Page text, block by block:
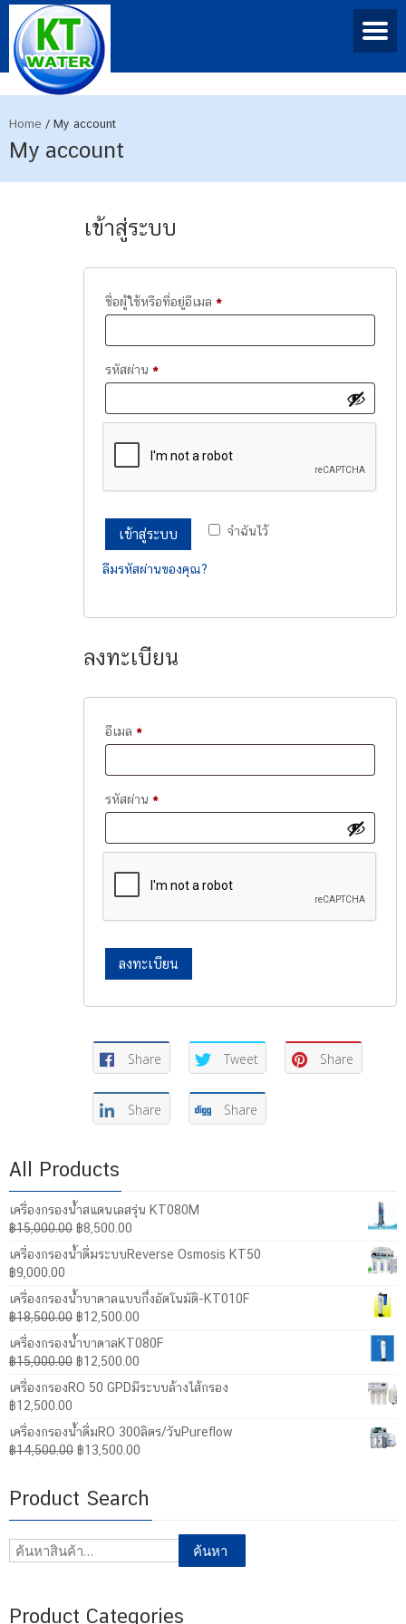
Home / My account
My account
เข้าสู่ระบบ
ชื่อผู้ใช้หรือที่อยู่อีเมล *ต้องการ
รหัสผ่าน *ต้องการ
จำฉันไว้
เข้าสู่ระบบ
ลืมรหัสผ่านของคุณ?
ลงทะเบียน
อีเมล *ต้องการ
รหัสผ่าน *ต้องการ
ลงทะเบียน
Share Tweet Share
Share Share
All Products
เครื่องกรองน้ำสแตนเลสรุ่น KT080M
฿15,000.00 Original
price
was:
฿8,500.00
is:
เครื่องกรองน้ำดื่มระบบReverse Osmosis KT50
฿9,000.00
เครื่องกรองน้ำบาดาลแบบกึ่งอัตโนมัติ-KT010F
฿18,500.00 Original
price
was:
฿18,500.00.
฿12,500.00
is:
เครื่องกรองน้ำบาดาลKT080F
฿15,000.00 Original
was:
฿12,500.00
is:
เครื่องกรองRO 50 GPDมีระบบล้างไส้กรอง
฿12,500.00
เครื่องกรองน้ำดื่มRO 300ลิตร/วันPureflow
฿14,500.00 Original
฿14,500.00.
฿13,500.00
฿13,500.00.
Product Search
ค้นหา: ค้นหา
Product Categories